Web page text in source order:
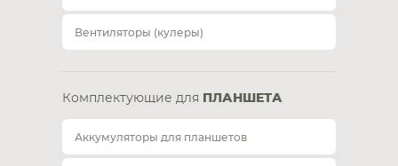
Вентиляторы (кулеры)
Комплектующие для ПЛАНШЕТА
Аккумуляторы для планшетов